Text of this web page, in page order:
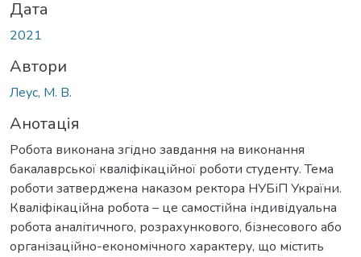
Дата
2021
Автори
Леус, М. В.
Анотація
Робота виконана згідно завдання на виконання
бакалаврської кваліфікаційної роботи студенту. Тема
роботи затверджена наказом ректора НУБіП України.
Кваліфікаційна робота – це самостійна індивідуальна
робота аналітичного, розрахункового, бізнесового або
організаційно-економічного характеру, що містить